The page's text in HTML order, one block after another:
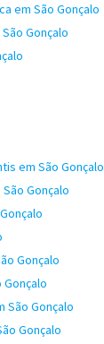
em São Gonçalo
Gonçalo
em São Gonçalo
Gonçalo
Gonçalo
São Gonçalo
Gonçalo